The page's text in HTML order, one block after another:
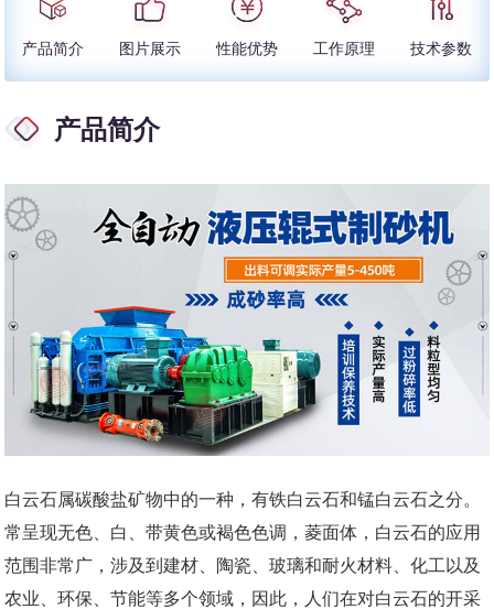
产品简介 图片展示 性能优势 工作原理 技术参数
产品简介
白云石属碳酸盐矿物中的一种，有铁白云石和锰白云石之分。
常呈现无色、白、带黄色或褐色色调，菱面体，白云石的应用
范围非常广，涉及到建材、陶瓷、玻璃和耐火材料、化工以及
农业、环保、节能等多个领域，因此，人们在对白云石的开采